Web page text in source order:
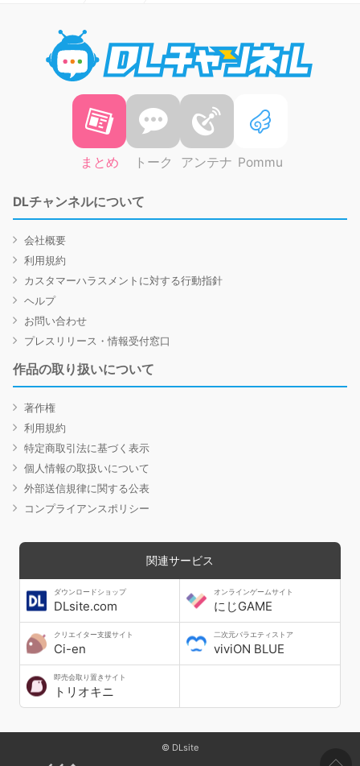
まとめ トーク アンテナ Pommu
DLチャンネルについて
会社概要
利用規約
カスタマーハラスメントに対する行動指針
ヘルプ
お問い合わせ
プレスリリース・情報受付窓口
作品の取り扱いについて
著作権
利用規約
特定商取引法に基づく表示
個人情報の取扱いについて
外部送信規律に関する公表
コンプライアンスポリシー
関連サービス
ダウンロードショップ
DLsite.com
オンラインゲームサイト
にじGAME
クリエイター支援サイト
Ci-en
二次元バラエティストア
viviON BLUE
即売会取り置きサイト
トリオキニ
© DLsite